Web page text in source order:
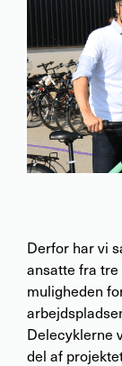
Derfor har vi
ansatte fra
muligheden
Delecyklerne
del af